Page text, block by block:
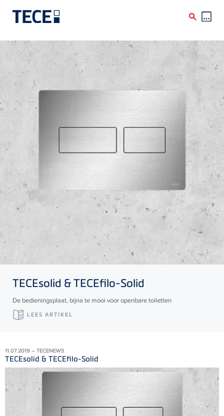
Skip to main content
TECEsolid &TECEfilo-Solid
De bedieningsplaat, bijna te mooi voor openbare toiletten
LEES ARTIKEL
11.07.2019 – TECENEWS
TECEsolid & TECEfilo-Solid